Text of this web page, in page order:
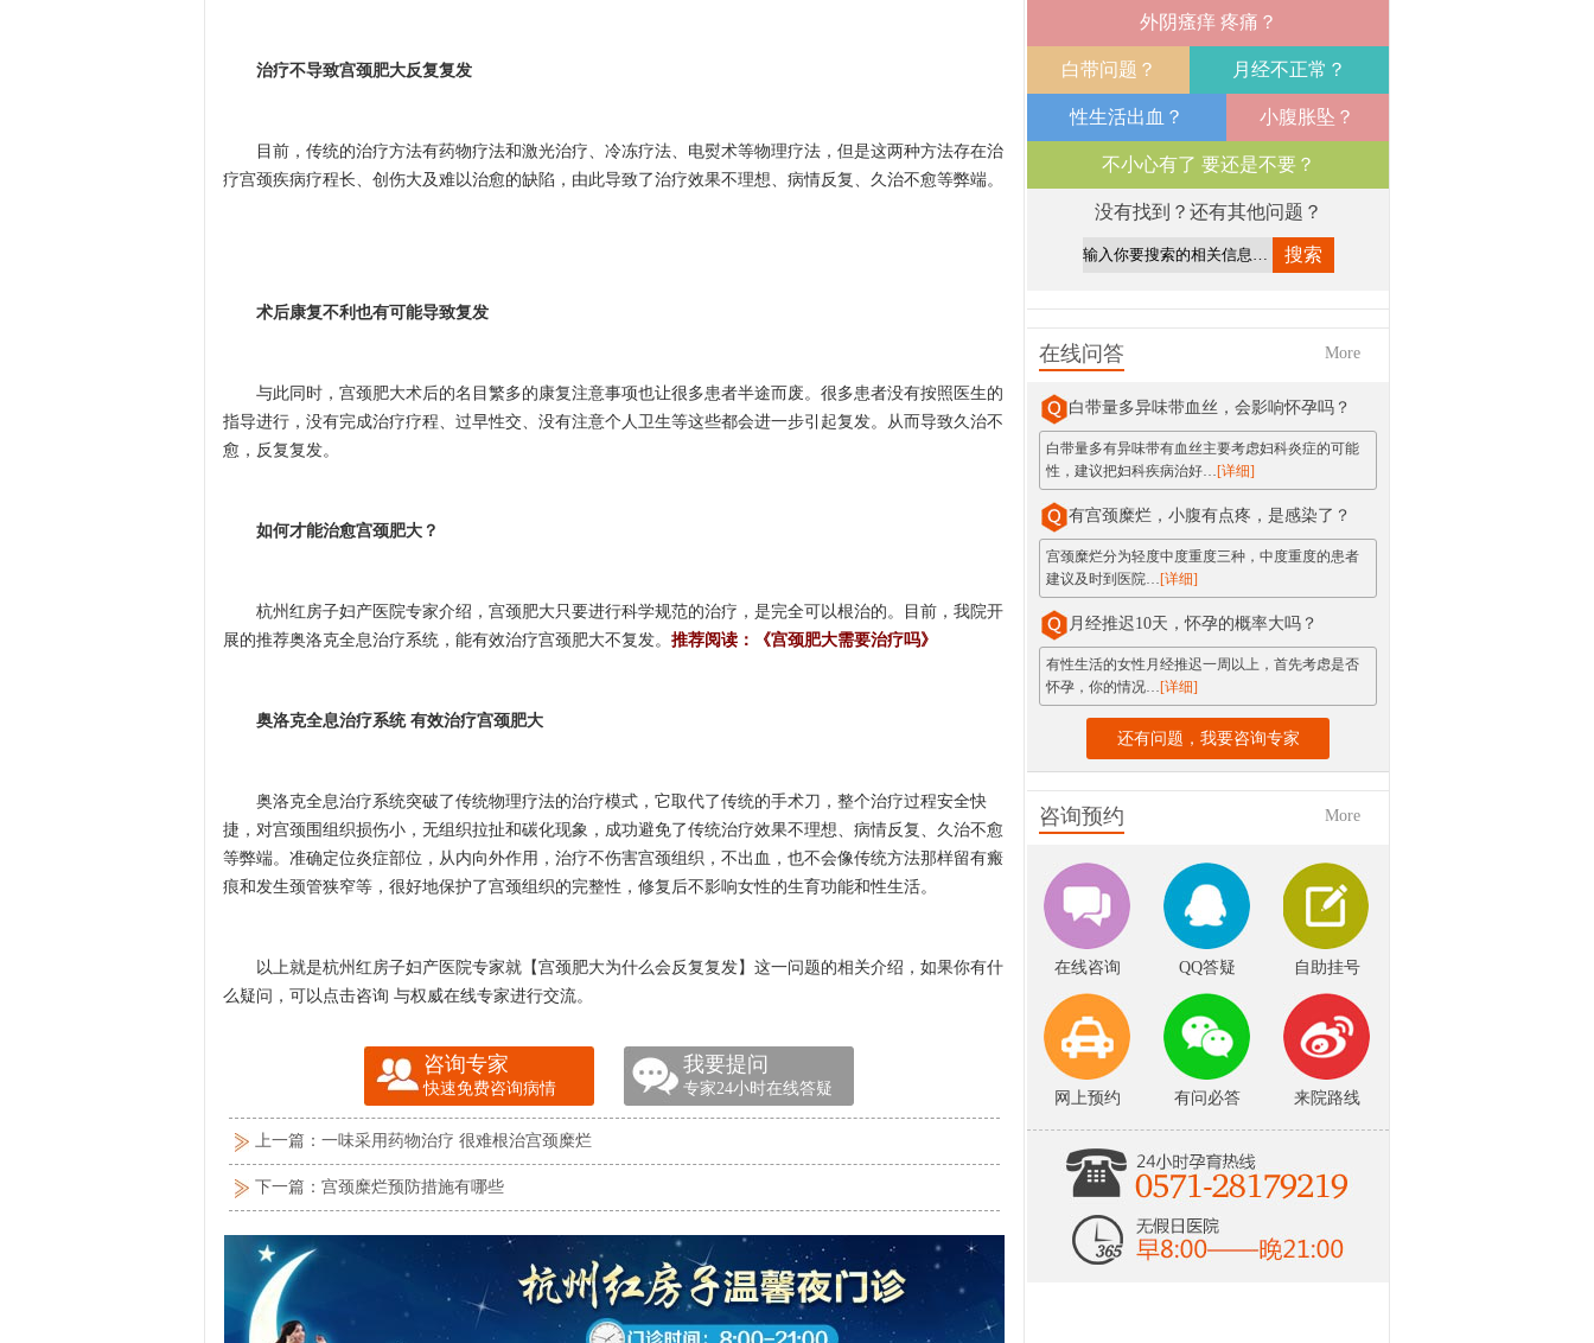
治疗不导致宫颈肥大反复复发
目前，传统的治疗方法有药物疗法和激光治疗、冷冻疗法、电熨术等物理疗法，但是这两种方法存在治
疗宫颈疾病疗程长、创伤大及难以治愈的缺陷，由此导致了治疗效果不理想、病情反复、久治不愈等弊端。
术后康复不利也有可能导致复发
与此同时，宫颈肥大术后的名目繁多的康复注意事项也让很多患者半途而废。很多患者没有按照医生的
指导进行，没有完成治疗疗程、过早性交、没有注意个人卫生等这些都会进一步引起复发。从而导致久治不
愈，反复复发。
如何才能治愈宫颈肥大？
杭州红房子妇产医院专家介绍，宫颈肥大只要进行科学规范的治疗，是完全可以根治的。目前，我院开
展的推荐奥洛克全息治疗系统，能有效治疗宫颈肥大不复发。 推荐阅读：《宫颈肥大需要治疗吗》
奥洛克全息治疗系统 有效治疗宫颈肥大
奥洛克全息治疗系统突破了传统物理疗法的治疗模式，它取代了传统的手术刀，整个治疗过程安全快
捷，对宫颈围组织损伤小，无组织拉扯和碳化现象，成功避免了传统治疗效果不理想、病情反复、久治不愈
等弊端。准确定位炎症部位，从内向外作用，治疗不伤害宫颈组织，不出血，也不会像传统方法那样留有瘢
痕和发生颈管狭窄等，很好地保护了宫颈组织的完整性，修复后不影响女性的生育功能和性生活。
以上就是杭州红房子妇产医院专家就【宫颈肥大为什么会反复复发】这一问题的相关介绍，如果你有什
么疑问，可以点击咨询 与权威在线专家进行交流。
咨询专家
快速免费咨询病情
我要提问
专家24小时在线答疑
上一篇： 一味采用药物治疗 很难根治宫颈糜烂
下一篇： 宫颈糜烂预防措施有哪些
外阴瘙痒 疼痛？
白带问题？ 月经不正常？
性生活出血？ 小腹胀坠？
不小心有了 要还是不要？
没有找到？还有其他问题？
在线问答 More
白带量多异味带血丝，会影响怀孕吗？
白带量多有异味带有血丝主要考虑妇科炎症的可能
性，建议把妇科疾病治好…[详细]
有宫颈糜烂，小腹有点疼，是感染了？
宫颈糜烂分为轻度中度重度三种，中度重度的患者
建议及时到医院…[详细]
月经推迟10天，怀孕的概率大吗？
有性生活的女性月经推迟一周以上，首先考虑是否
怀孕，你的情况…[详细]
还有问题，我要咨询专家
咨询预约 More
在线咨询 QQ答疑 自助挂号
网上预约 有问必答 来院路线